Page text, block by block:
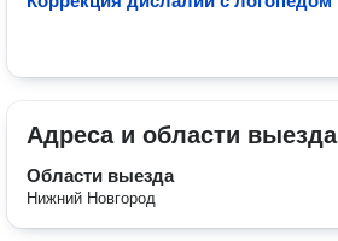
Адреса и области выезда
Области выезда
Нижний Новгород